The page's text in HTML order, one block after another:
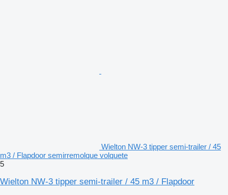
Wielton NW-3 tipper semi-trailer / 45
m3 / Flapdoor semirremolque volquete
5
Wielton NW-3 tipper semi-trailer / 45 m3 / Flapdoor